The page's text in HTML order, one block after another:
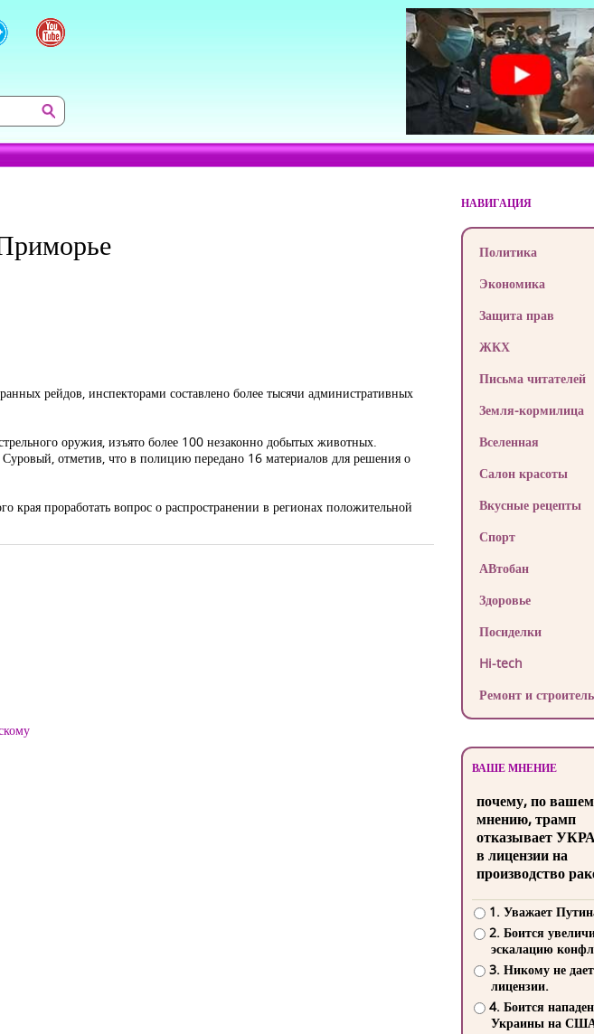
рейдов, инспекторами составлено более тысячи административных
оружия, изъято более 100 незаконно добытых животных.
отметив, что в полицию передано 16 материалов для решения о
проработать вопрос о распространении в регионах положительной
НАВИГАЦИЯ
Политика
Экономика
Защита прав
ЖКХ
Письма читателей
Земля-кормилица
Вселенная
Салон красоты
Вкусные рецепты
Спорт
АВтобан
Здоровье
Посиделки
Hi-tech
Ремонт и
ВАШЕ МНЕНИЕ
почему, по
мнению, трамп
отказывает
в лицензии на
производство
1. Уважает
2. Боится
эскалацию
3. Никому не
лицензии.
4. Боится
Украины на